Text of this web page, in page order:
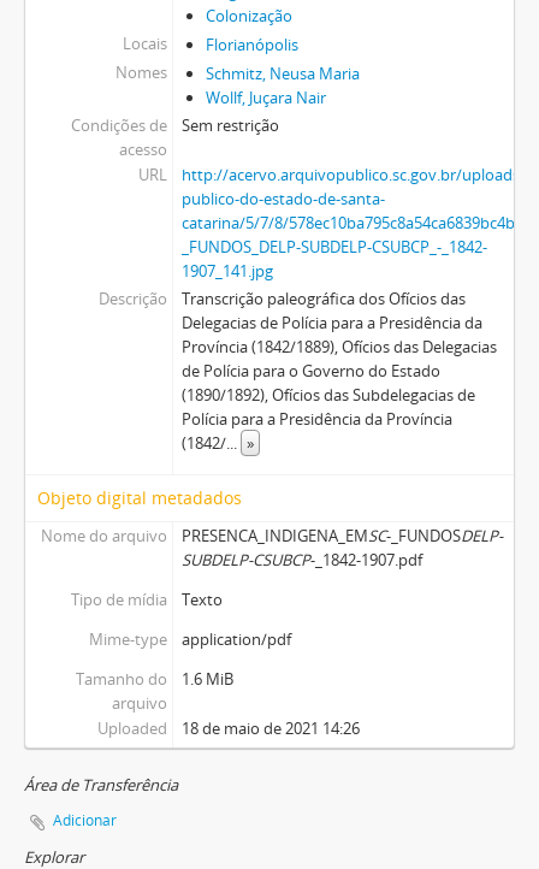
Colonização
Locais
Florianópolis
Nomes
Schmitz, Neusa Maria
Wollf, Juçara Nair
Condições de
acesso
Sem restrição
URL
http://acervo.arquivopublico.sc.gov.br/uploads/
publico-do-estado-de-santa-
catarina/5/7/8/
_FUNDOS_DELP-SUBDELP-CSUBCP_-_1842-
1907_141.jpg
Descrição
Transcrição paleográfica dos Ofícios das
Delegacias de Polícia para a Presidência da
Província (1842/1889), Ofícios das Delegacias
de Polícia para o Governo do Estado
(1890/1892), Ofícios das Subdelegacias de
Polícia para a Presidência da Província
(1842/... »
Objeto digital metadados
Nome do arquivo PRESENCA_INDIGENA_EMSC-_FUNDOSDELP-
SUBDELP-CSUBCP-_1842-1907.pdf
Tipo de mídia
Texto
Mime-type
application/pdf
Tamanho do
arquivo
1.6 MiB
Uploaded 18 de maio de 2021 14:26
Área de Transferência
Adicionar
Explorar